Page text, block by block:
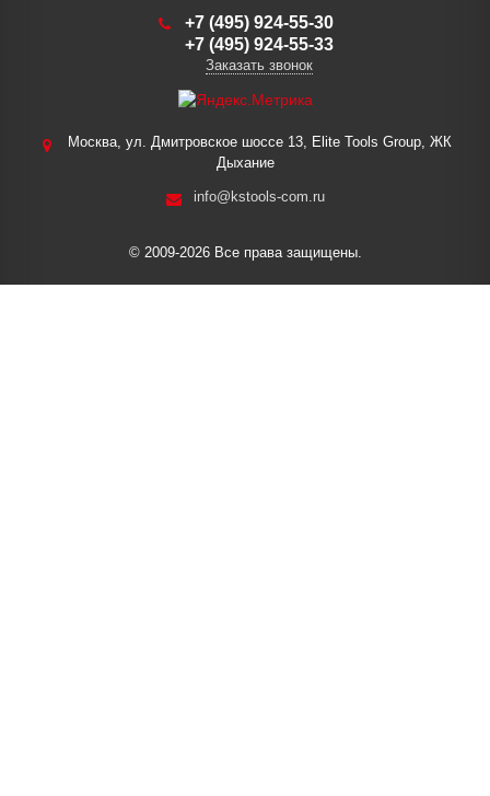
+7 (495) 924-55-30
+7 (495) 924-55-33
Заказать звонок
Москва, ул. Дмитровское шоссе 13, Elite Tools Group, ЖК
Дыхание
info@kstools-com.ru
© 2009-2026 Все права защищены.